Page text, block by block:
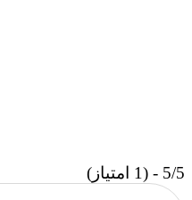
5/5 - (1 امتیاز)